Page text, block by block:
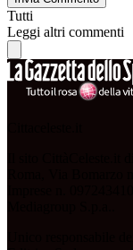
Tutti
Leggi altri commenti